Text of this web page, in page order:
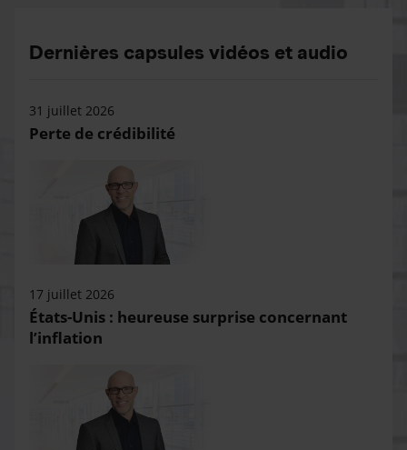
Dernières capsules vidéos et audio
31 juillet 2026
Perte de crédibilité
17 juillet 2026
États-Unis : heureuse surprise concernant
l’inflation